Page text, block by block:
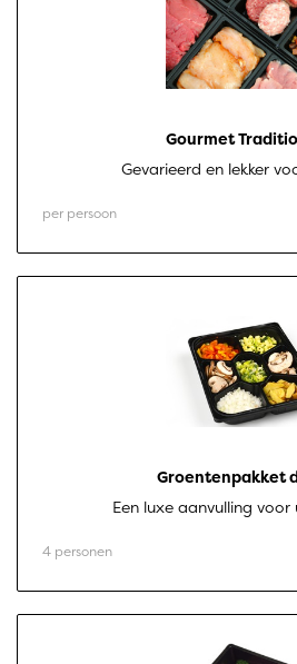
Gourmet
Gevarieerd en lekker
per persoon
Groentenpakket
Een luxe aanvulling
4 personen